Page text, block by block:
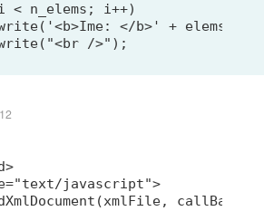
n_elems; i++)
</b>' +
/>");
javascript">
callBack)